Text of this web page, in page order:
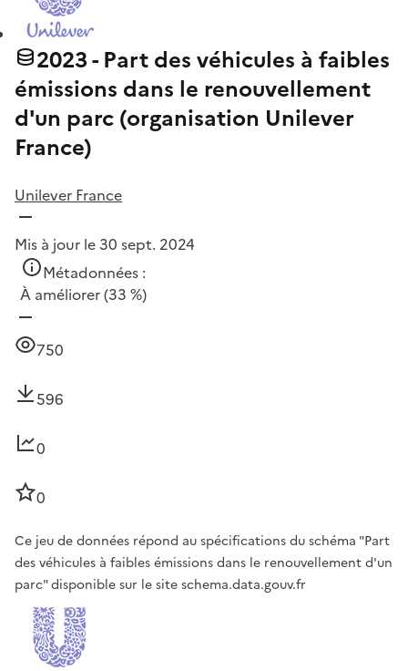
2023 - Part des véhicules à faibles
émissions dans le renouvellement
d'un parc (organisation Unilever
France)
Unilever France
Mis à jour le 30 sept. 2024
Métadonnées :
À améliorer(33 %)
750
596
0
0
Ce jeu de données répond au spécifications du schéma "Part
des véhicules à faibles émissions dans le renouvellement d'un
parc" disponible sur le site schema.data.gouv.fr